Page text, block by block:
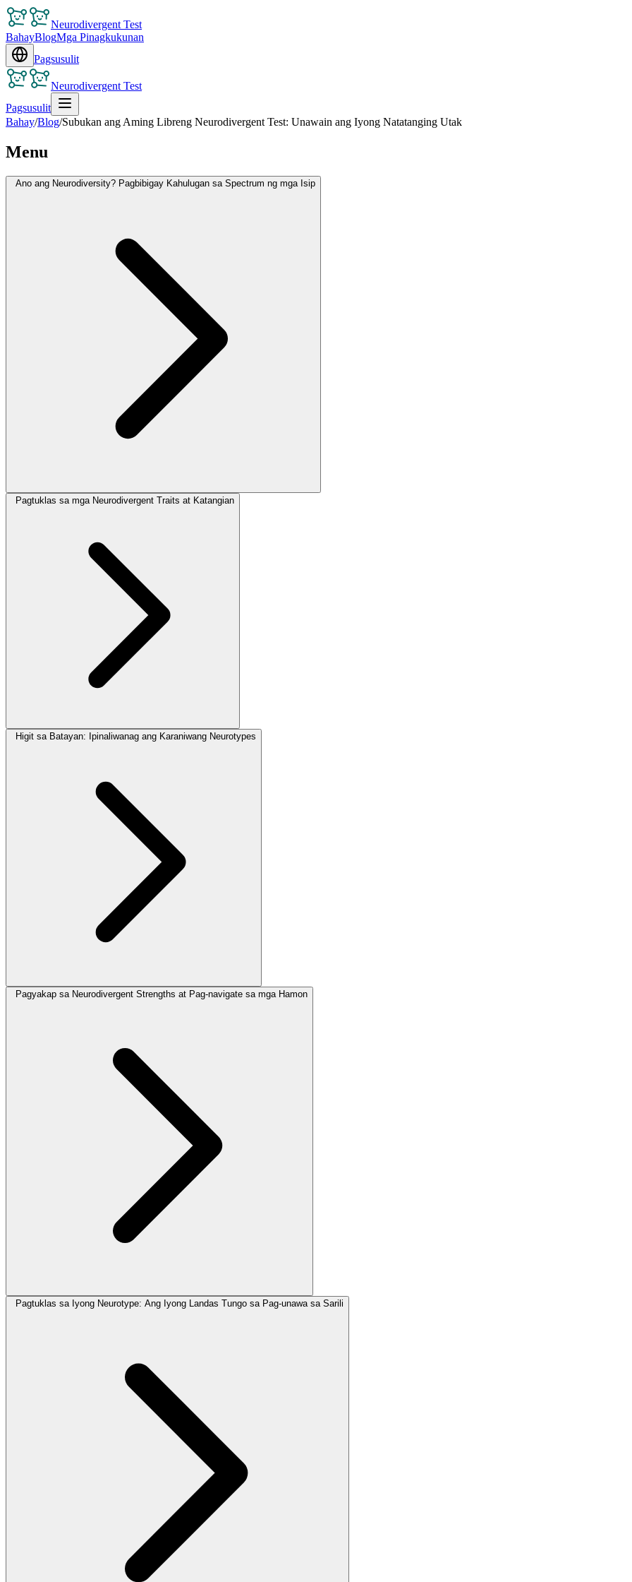
Neurodivergent Test
BahayBlogMga Pinagkukunan
Pagsusulit
Neurodivergent Test
Pagsusulit
Bahay/Blog/Subukan ang Aming Libreng Neurodivergent Test: Unawain ang Iyong Natatanging Utak
Menu
Ano ang Neurodiversity? Pagbibigay Kahulugan sa Spectrum ng mga Isip
Pagtuklas sa mga Neurodivergent Traits at Katangian
Higit sa Batayan: Ipinaliwanag ang Karaniwang Neurotypes
Pagyakap sa Neurodivergent Strengths at Pag-navigate sa mga Hamon
Pagtuklas sa Iyong Neurotype: Ang Iyong Landas Tungo sa Pag-unawa sa Sarili